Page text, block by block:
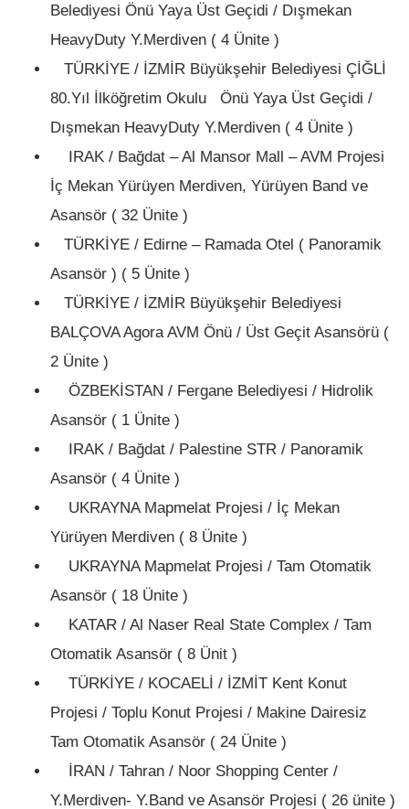
Belediyesi Önü Yaya Üst Geçidi / Dışmekan
HeavyDuty Y.Merdiven ( 4 Ünite )
TÜRKİYE / İZMİR Büyükşehir Belediyesi ÇİĞLİ
80.Yıl İlköğretim Okulu Önü Yaya Üst Geçidi /
Dışmekan HeavyDuty Y.Merdiven ( 4 Ünite )
IRAK / Bağdat – Al Mansor Mall – AVM Projesi
İç Mekan Yürüyen Merdiven, Yürüyen Band ve
Asansör ( 32 Ünite )
TÜRKİYE / Edirne – Ramada Otel ( Panoramik
Asansör ) ( 5 Ünite )
TÜRKİYE / İZMİR Büyükşehir Belediyesi
BALÇOVA Agora AVM Önü / Üst Geçit Asansörü (
2 Ünite )
ÖZBEKİSTAN / Fergane Belediyesi / Hidrolik
Asansör ( 1 Ünite )
IRAK / Bağdat / Palestine STR / Panoramik
Asansör ( 4 Ünite )
UKRAYNA Mapmelat Projesi / İç Mekan
Yürüyen Merdiven ( 8 Ünite )
UKRAYNA Mapmelat Projesi / Tam Otomatik
Asansör ( 18 Ünite )
KATAR / Al Naser Real State Complex / Tam
Otomatik Asansör ( 8 Ünit )
TÜRKİYE / KOCAELİ / İZMİT Kent Konut
Projesi / Toplu Konut Projesi / Makine Dairesiz
Tam Otomatik Asansör ( 24 Ünite )
İRAN / Tahran / Noor Shopping Center /
Y.Merdiven- Y.Band ve Asansör Projesi ( 26 ünite )